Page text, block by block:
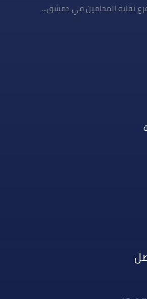
نقابة المحامين في دمشق...